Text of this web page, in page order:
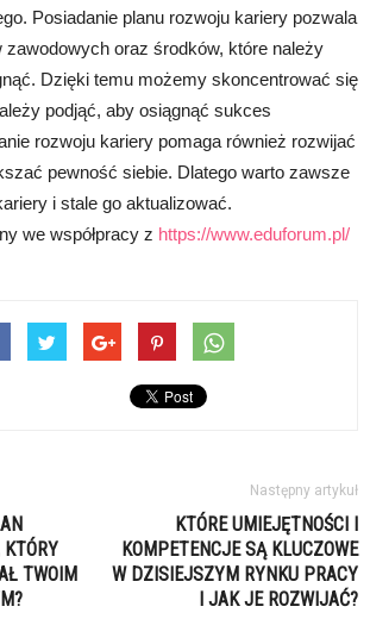
Posiadanie planu rozwoju kariery pozwala
zawodowych oraz środków, które należy
Dzięki temu możemy skoncentrować się
podjąć, aby osiągnąć sukces
rozwoju kariery pomaga również rozwijać
pewność siebie. Dlatego warto zawsze
i stale go aktualizować.
we współpracy z https://www.eduforum.pl/
KTÓRY
TWOIM
Następny artykuł
KTÓRE UMIEJĘTNOŚCI I
KOMPETENCJE SĄ KLUCZOWE
W DZISIEJSZYM RYNKU PRACY
I JAK JE ROZWIJAĆ?